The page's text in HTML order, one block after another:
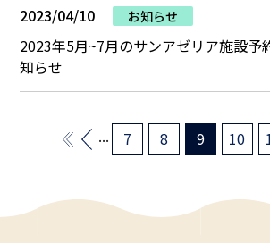
2023/04/10 お知らせ
2023年5月~7月のサンアゼリア施設予
知らせ
... 7 8 9 10